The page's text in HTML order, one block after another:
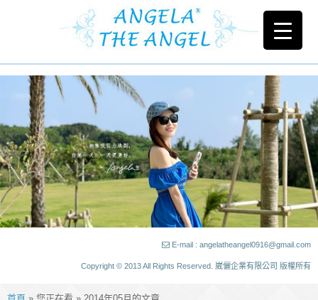
E-mail : angelatheangel0916@gmail.com
Copyright © 2013 All Rights Reserved. 崴儷企業有限公司 版權所有